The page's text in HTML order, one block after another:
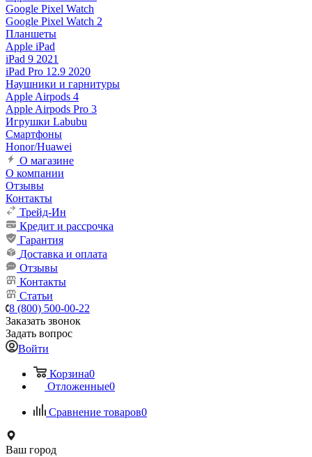
Google Pixel Watch
Google Pixel Watch 2
Планшеты
Apple iPad
iPad 9 2021
iPad Pro 12.9 2020
Наушники и гарнитуры
Apple Airpods 4
Apple Airpods Pro 3
Игрушки Labubu
Смартфоны
Honor/Huawei
О магазине
О компании
Отзывы
Контакты
Трейд-Ин
Кредит и рассрочка
Гарантия
Доставка и оплата
Отзывы
Контакты
Статьи
8 (800) 500-00-22
Заказать звонок
Задать вопрос
Войти
Корзина0
Отложенные0
Сравнение товаров0
Ваш город